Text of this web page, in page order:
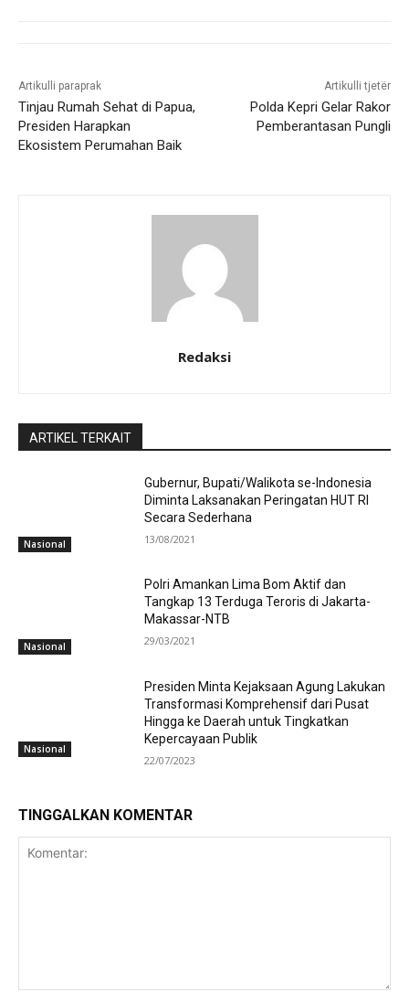
Artikulli paraprak
Tinjau Rumah Sehat di Papua,
Presiden Harapkan
Ekosistem Perumahan Baik
Artikulli tjetër
Polda Kepri Gelar Rakor
Pemberantasan Pungli
Redaksi
ARTIKEL TERKAIT
Nasional
Gubernur, Bupati/Walikota se-Indonesia
Diminta Laksanakan Peringatan HUT RI
Secara Sederhana
13/08/2021
Nasional
Polri Amankan Lima Bom Aktif dan
Tangkap 13 Terduga Teroris di Jakarta-
Makassar-NTB
29/03/2021
Nasional
Presiden Minta Kejaksaan Agung Lakukan
Transformasi Komprehensif dari Pusat
Hingga ke Daerah untuk Tingkatkan
Kepercayaan Publik
22/07/2023
TINGGALKAN KOMENTAR